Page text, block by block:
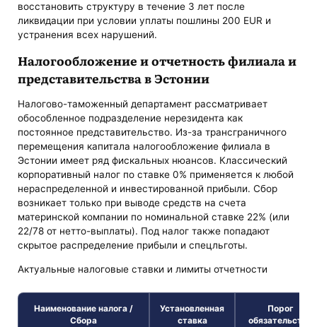
восстановить структуру в течение 3 лет после
ликвидации при условии уплаты пошлины 200 EUR и
устранения всех нарушений.
Налогообложение и отчетность филиала и
представительства в Эстонии
Налогово-таможенный департамент рассматривает
обособленное подразделение нерезидента как
постоянное представительство. Из-за трансграничного
перемещения капитала налогообложение филиала в
Эстонии имеет ряд фискальных нюансов. Классический
корпоративный налог по ставке 0% применяется к любой
нераспределенной и инвестированной прибыли. Сбор
возникает только при выводе средств на счета
материнской компании по номинальной ставке 22% (или
22/78 от нетто-выплаты). Под налог также попадают
скрытое распределение прибыли и спецльготы.
Актуальные налоговые ставки и лимиты отчетности
Наименование налога /
Сбора
Установленная
ставка
Порог
обязательства